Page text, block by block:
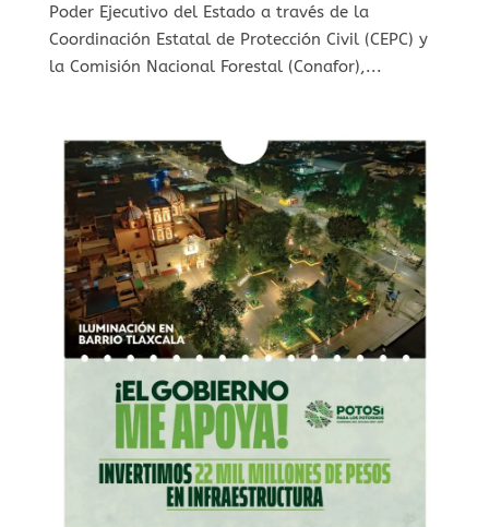
Poder Ejecutivo del Estado a través de la
Coordinación Estatal de Protección Civil (CEPC) y
la Comisión Nacional Forestal (Conafor),...